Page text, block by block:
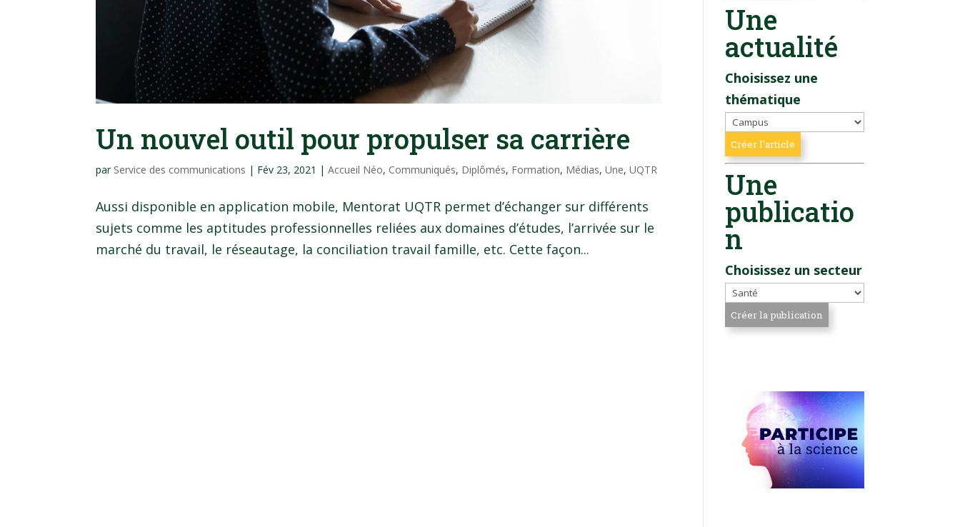
Un nouvel outil pour propulser sa carrière
par Service des communications | Fév 23, 2021 |Accueil Néo, Communiqués, Diplômés, Formation, Médias,Une,UQTR
Aussi disponible en application mobile, Mentorat UQTR permet d’échanger sur différents
sujets comme les aptitudes professionnelles reliées aux domaines d’études, l’arrivée sur le
marché du travail, le réseautage, la conciliation travail famille, etc. Cette façon...
Une
actualité
Choisissez une
thématique
Une
publicatio
n
Choisissez un secteur